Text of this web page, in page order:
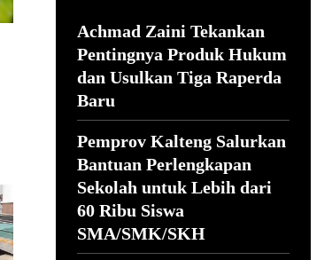
Achmad Zaini Tekankan
Pentingnya Produk Hukum
dan Usulkan Tiga Raperda
Baru
Pemprov Kalteng Salurkan
Bantuan Perlengkapan
Sekolah untuk Lebih dari
60 Ribu Siswa
SMA/SMK/SKH